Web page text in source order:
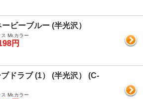
ビーブルー (半光沢）
Mr.カラー
円
ドラブ (1） (半光沢） (C-
Mr.カラー